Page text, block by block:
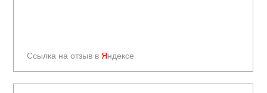
Ссылка на отзыв в Яндексе